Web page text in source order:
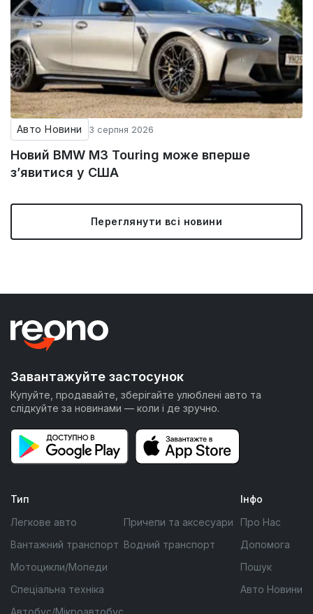
Авто Новини 3 серпня 2026
Новий BMW M3 Touring може вперше
з’явитися у США
Переглянути всі новини
Завантажуйте застосунок
Купуйте, продавайте, зберігайте улюблені авто та
слідкуйте за новинами — коли і де зручно.
Тип
Легкове авто
Вантажний транспорт
Мотоцикли/Мопеди
Спеціальна техніка
Причепи та аксесуари
Водний транспорт
Інфо
Про Нас
Допомога
Пошук
Авто Новини